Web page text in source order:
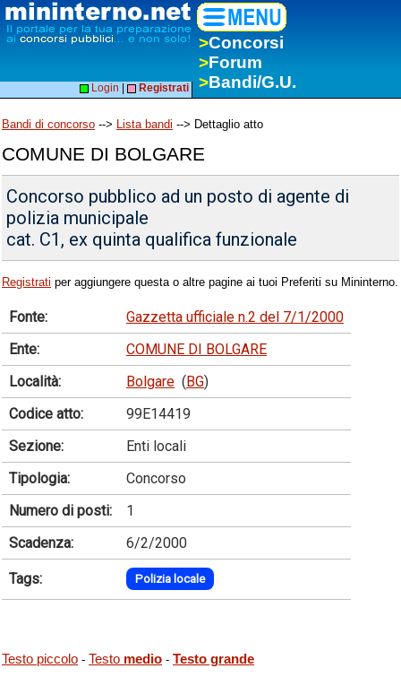
>Concorsi
>Forum
>Bandi/G.U.
Login Registrati
Bandi di concorso --> Lista bandi --> Dettaglio atto
COMUNE DI BOLGARE
Concorso pubblico ad un posto di agente di
polizia municipale
cat. C1, ex quinta qualifica funzionale
Registrati per aggiungere questa o altre pagine ai tuoi Preferiti su Mininterno.
Fonte:
Gazzetta ufficiale n.2 del 7/1/2000
Ente:
COMUNE DI BOLGARE
Località:
Bolgare (BG)
Codice atto:
99E14419
Sezione:
Enti locali
Tipologia:
Concorso
Numero di posti:
1
Scadenza:
6/2/2000
Tags: Polizia locale
Testo piccolo - Testo medio - Testo grande